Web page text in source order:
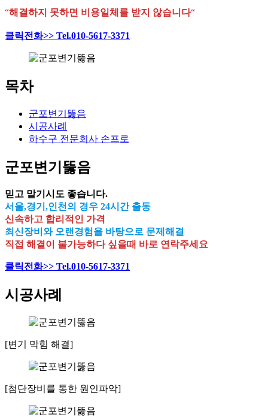
“해결하지 못하면 비용일체를 받지 않습니다“
클릭전화>> Tel.010-5617-3371
목차
군포변기뚫음
시공사례
하수구 전문회사 손프로
군포변기뚫음
믿고 맡기시도 좋습니다.
서울,경기,인천의 경우 24시간 출동
신속하고 합리적인 가격
최신장비와 오랜경험을 바탕으로 문제해결
직접 해결이 불가능하다 싶을때 바로 연락주세요
클릭전화>> Tel.010-5617-3371
시공사례
[변기 막힘 해결]
[첨단장비를 통한 원인파악]